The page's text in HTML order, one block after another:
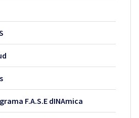
F.A.S.E dINAmica